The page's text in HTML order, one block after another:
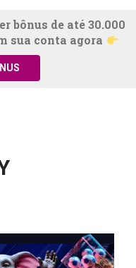
bônus de até 30.000
sua conta agora